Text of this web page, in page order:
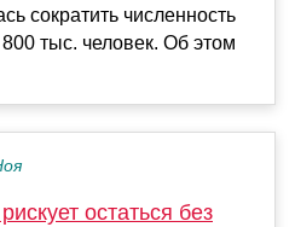
сократить численность
тыс. человек. Об этом
остаться без